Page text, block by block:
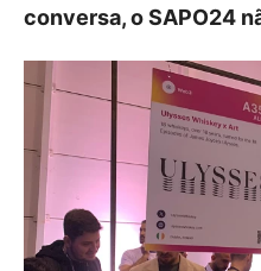
conversa, o SAPO24